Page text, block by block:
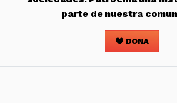
parte de nuestra
DONA